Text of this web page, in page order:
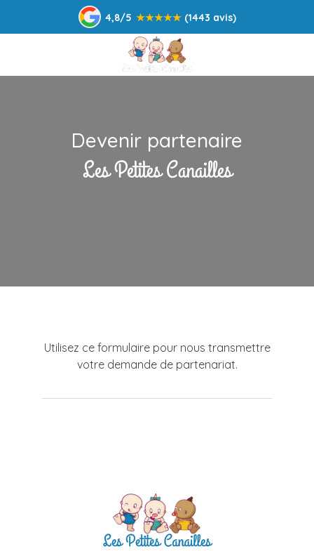
4,8/5 ★★★★★ (1443 avis)
Devenir partenaire
Les Petites Canailles
Utilisez ce formulaire pour nous transmettre
votre demande de partenariat.